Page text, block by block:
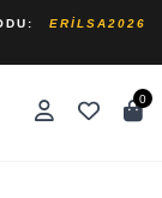
ERILSA2026
0